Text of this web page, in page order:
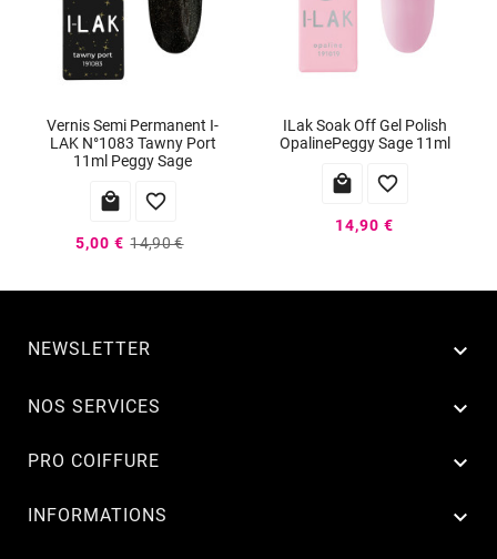
Vernis Semi Permanent I-
LAK N°1083 Tawny Port
11ml Peggy Sage
 
5,00 € 14,90 €
ILak Soak Off Gel Polish
OpalinePeggy Sage 11ml
 
14,90 €
NEWSLETTER 
NOS SERVICES 
PRO COIFFURE 
INFORMATIONS 